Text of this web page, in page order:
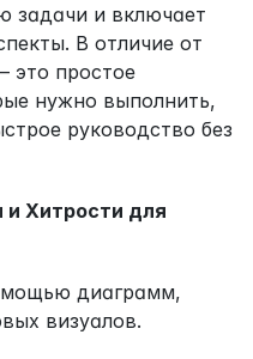
задачи и включает
В отличие от
это простое
нужно выполнить,
руководство без
Хитрости для
диаграмм,
визуалов.